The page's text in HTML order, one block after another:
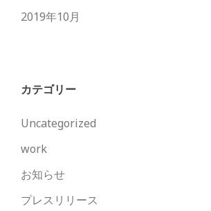
2019年10月
カテゴリー
Uncategorized
work
お知らせ
プレスリリース